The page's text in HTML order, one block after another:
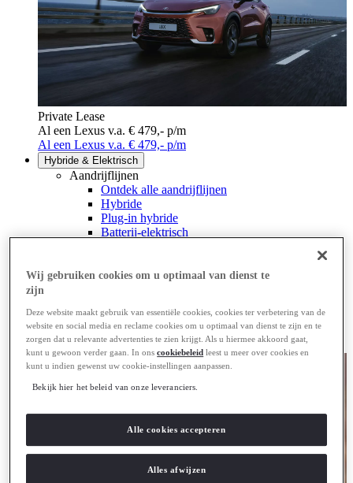
Private Lease
Al een Lexus v.a. € 479,- p/m
Al een Lexus v.a. € 479,- p/m
Hybride & Elektrisch
Aandrijflijnen
Ontdek alle aandrijflijnen
Hybride
Plug-in hybride
Batterij-elektrisch
Thuislaadpakketten
Hybride of elektrisch rijden
Batterij & actieradius
Batterij paspoort(Opent in een nieuw venster)
Wij gebruiken cookies om u optimaal van dienst te
zijn
Deze website maakt gebruik van essentiële cookies, cookies ter verbetering van de
website en social media en reclame cookies om u optimaal van dienst te zijn en te
zorgen dat u relevante advertenties te zien krijgt. Als u hiermee akkoord gaat,
kunt u gewoon verder gaan. In onscookiebeleid leest u meer over cookies en
kunt u indien gewenst uw cookie-instellingen aanpassen.
Bekijk hier het beleid van onze leveranciers.
Alles afwijzen
Alle cookies accepteren